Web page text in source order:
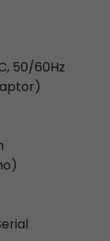
50/60Hz